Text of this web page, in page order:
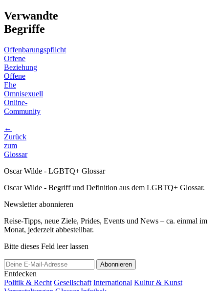
Verwandte
Begriffe
Offenbarungspflicht
Offene
Beziehung
Offene
Ehe
Omnisexuell
Online-
Community
←
Zurück
zum
Glossar
Oscar Wilde - LGBTQ+ Glossar
Oscar Wilde - Begriff und Definition aus dem LGBTQ+ Glossar.
Newsletter abonnieren
Reise-Tipps, neue Ziele, Prides, Events und News – ca. einmal im
Monat, jederzeit abbestellbar.
Bitte dieses Feld leer lassen
Abonnieren
Entdecken
Politik & Recht Gesellschaft International Kultur & Kunst